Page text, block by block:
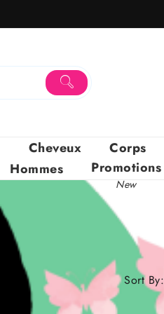
Cheveux Corps
Hommes Promotions
New
Sort By: